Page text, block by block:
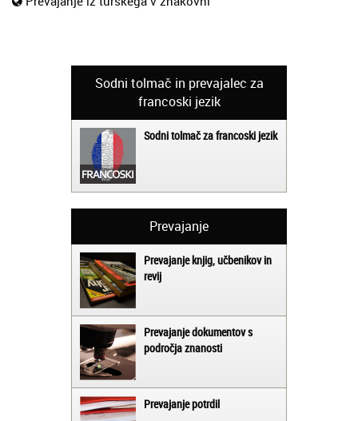
Sodni tolmač in prevajalec za
francoski jezik
Sodni tolmač za francoski jezik
Prevajanje
Prevajanje knjig, učbenikov in
revij
Prevajanje dokumentov s
področja znanosti
Prevajanje potrdil